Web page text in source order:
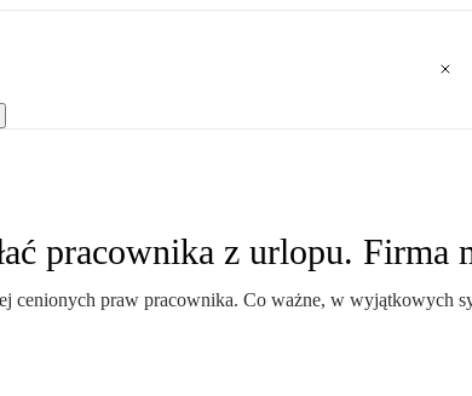
pracownika z urlopu. Firma
cenionych praw pracownika. Co ważne, w wyjątkowych